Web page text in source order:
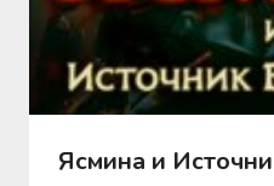
Ясмина и